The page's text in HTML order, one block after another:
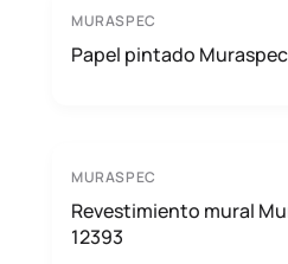
MURASPEC
Papel pintado
MURASPEC
Revestimiento mural
12393